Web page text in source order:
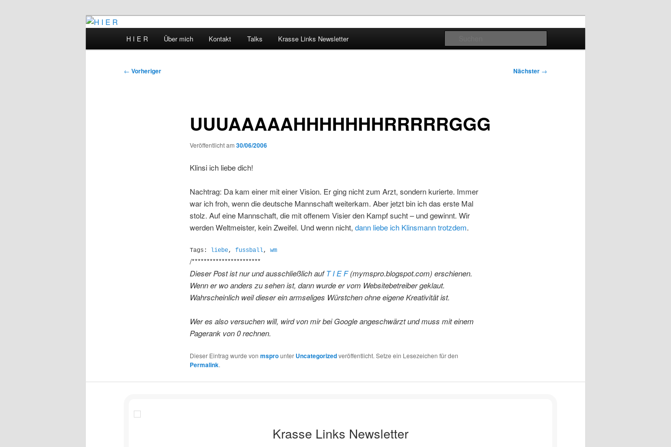
H I E R
H I E R Über mich Kontakt Talks Krasse Links Newsletter
Beitragsnavigation
← Vorheriger Nächster →
UUUAAAAAHHHHHHHRRRRRGGG
Veröffentlicht am 30/06/2006
Klinsi ich liebe dich!
Nachtrag: Da kam einer mit einer Vision. Er ging nicht zum Arzt, sondern kurierte. Immer
war ich froh, wenn die deutsche Mannschaft weiterkam. Aber jetzt bin ich das erste Mal
stolz. Auf eine Mannschaft, die mit offenem Visier den Kampf sucht – und gewinnt. Wir
werden Weltmeister, kein Zweifel. Und wenn nicht, dann liebe ich Klinsmann trotzdem.
Tags: liebe, fussball, wm
/***********************
Dieser Post ist nur und ausschließlich aufT I E F(mymspro.blogspot.com) erschienen.
Wenn er wo anders zu sehen ist, dann wurde er vom Websitebetreiber geklaut.
Wahrscheinlich weil dieser ein armseliges Würstchen ohne eigene Kreativität ist.
Wer es also versuchen will, wird von mir bei Google angeschwärzt und muss mit einem
Pagerank von 0 rechnen.
Dieser Eintrag wurde von msprounter Uncategorizedveröffentlicht. Setze ein Lesezeichen für den
Permalink.
Krasse Links Newsletter